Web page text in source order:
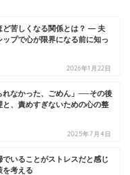
ど苦しくなる関係とは？ ― 夫
ップで心が限界になる前に知っ
2026年1月22日
れなかった、ごめん」──その後
と、責めすぎないための心の整
2025年7月4日
でいることがストレスだと感じ
を考える